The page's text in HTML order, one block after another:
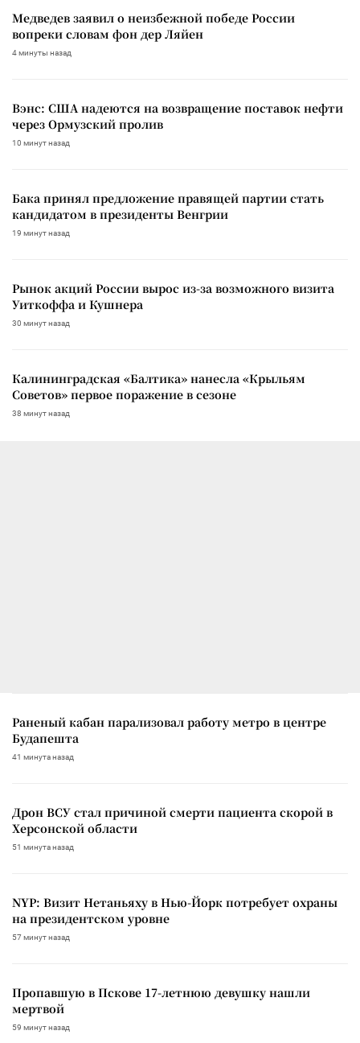
Медведев заявил о неизбежной победе России
вопреки словам фон дер Ляйен
4 минуты назад
Вэнс: США надеются на возвращение поставок нефти
через Ормузский пролив
10 минут назад
Бака принял предложение правящей партии стать
кандидатом в президенты Венгрии
19 минут назад
Рынок акций России вырос из-за возможного визита
Уиткоффа и Кушнера
30 минут назад
Калининградская «Балтика» нанесла «Крыльям
Советов» первое поражение в сезоне
38 минут назад
Раненый кабан парализовал работу метро в центре
Будапешта
41 минута назад
Дрон ВСУ стал причиной смерти пациента скорой в
Херсонской области
51 минута назад
NYP: Визит Нетаньяху в Нью-Йорк потребует охраны
на президентском уровне
57 минут назад
Пропавшую в Пскове 17-летнюю девушку нашли
мертвой
59 минут назад